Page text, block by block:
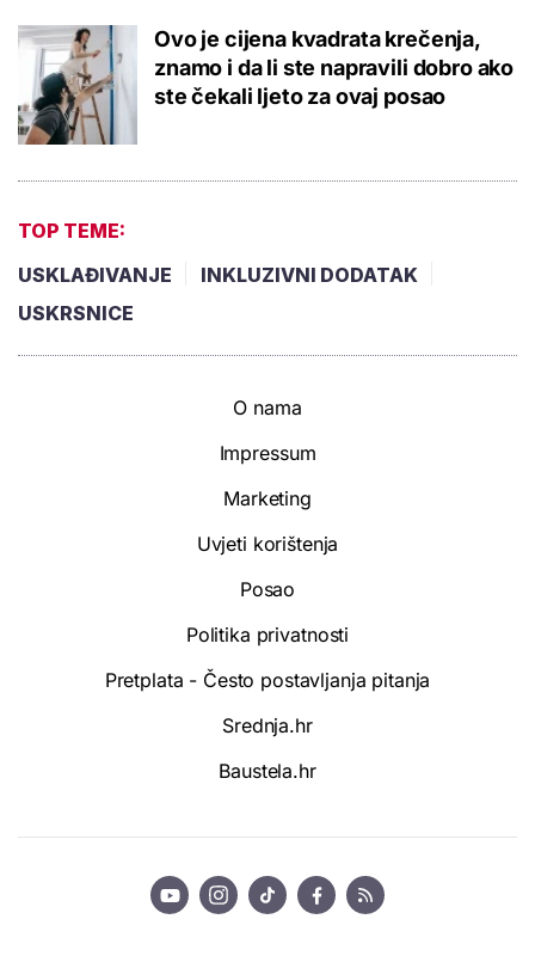
Ovo je cijena kvadrata krečenja,
znamo i da li ste napravili dobro ako
ste čekali ljeto za ovaj posao
TOP TEME:
USKLAĐIVANJE
INKLUZIVNI DODATAK
USKRSNICE
O nama
Impressum
Marketing
Uvjeti korištenja
Posao
Politika privatnosti
Pretplata - Često postavljanja pitanja
Srednja.hr
Baustela.hr